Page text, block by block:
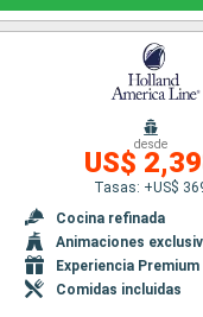
desde
US$
Tasas: +US$
Cocina refinada
Animaciones
Experiencia Premium
Comidas incluidas